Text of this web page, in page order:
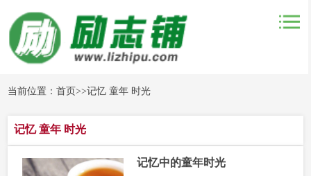
当前位置：首页>>记忆 童年 时光
记忆 童年 时光
记忆中的童年时光